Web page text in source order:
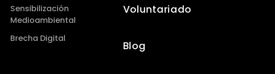
Sensibilización
Medioambiental
Brecha Digital
Voluntariado
Blog